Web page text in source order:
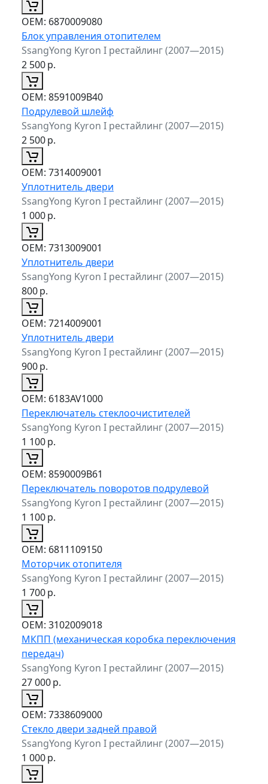
ОЕМ: 6870009080
Блок управления отопителем
SsangYong Kyron I рестайлинг (2007—2015)
2 500р.
ОЕМ: 8591009B40
Подрулевой шлейф
SsangYong Kyron I рестайлинг (2007—2015)
2 500р.
ОЕМ: 7314009001
Уплотнитель двери
SsangYong Kyron I рестайлинг (2007—2015)
1 000р.
ОЕМ: 7313009001
Уплотнитель двери
SsangYong Kyron I рестайлинг (2007—2015)
800р.
ОЕМ: 7214009001
Уплотнитель двери
SsangYong Kyron I рестайлинг (2007—2015)
900р.
ОЕМ: 6183AV1000
Переключатель стеклоочистителей
SsangYong Kyron I рестайлинг (2007—2015)
1 100р.
ОЕМ: 8590009B61
Переключатель поворотов подрулевой
SsangYong Kyron I рестайлинг (2007—2015)
1 100р.
ОЕМ: 6811109150
Моторчик отопителя
SsangYong Kyron I рестайлинг (2007—2015)
1 700р.
ОЕМ: 3102009018
МКПП (механическая коробка переключения
передач)
SsangYong Kyron I рестайлинг (2007—2015)
27 000р.
ОЕМ: 7338609000
Стекло двери задней правой
SsangYong Kyron I рестайлинг (2007—2015)
1 000р.